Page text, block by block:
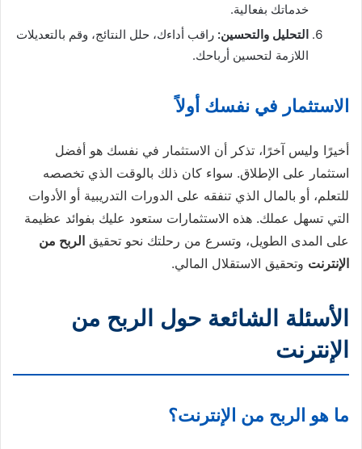
خدماتك بفعالية.
التحليل والتحسين: راقب أداءك، حلل النتائج، وقم بالتعديلات
اللازمة لتحسين أرباحك.
الاستثمار في نفسك أولاً
أخيرًا وليس آخرًا، تذكر أن الاستثمار في نفسك هو أفضل
استثمار على الإطلاق. سواء كان ذلك بالوقت الذي تخصصه
للتعلم، أو بالمال الذي تنفقه على الدورات التدريبية أو الأدوات
التي تسهل عملك. هذه الاستثمارات ستعود عليك بفوائد عظيمة
على المدى الطويل، وتسرع من رحلتك نحو تحقيق الربح من
الإنترنت وتحقيق الاستقلال المالي.
الأسئلة الشائعة حول الربح من
الإنترنت
ما هو الربح من الإنترنت؟